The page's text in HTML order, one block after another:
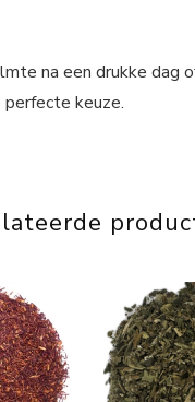
na een drukke dag
keuze.